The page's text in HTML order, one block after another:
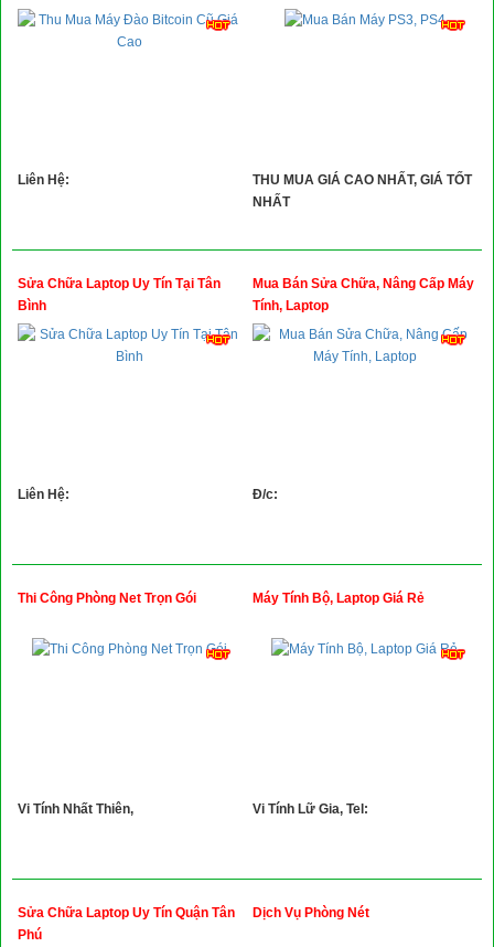
Tổng Hợp
Liên Hệ:
THU MUA GIÁ CAO NHẤT, GIÁ TỐT
NHẤT
Sửa Chữa Laptop Uy Tín Tại Tân
Bình
Liên Hệ:
Mua Bán Sửa Chữa, Nâng Cấp Máy
Tính, Laptop
Đ/c:
Thi Công Phòng Net Trọn Gói
Vi Tính Nhất Thiên,
Máy Tính Bộ, Laptop Giá Rẻ
Vi Tính Lữ Gia, Tel:
Sửa Chữa Laptop Uy Tín Quận Tân
Phú
Dịch Vụ Phòng Nét